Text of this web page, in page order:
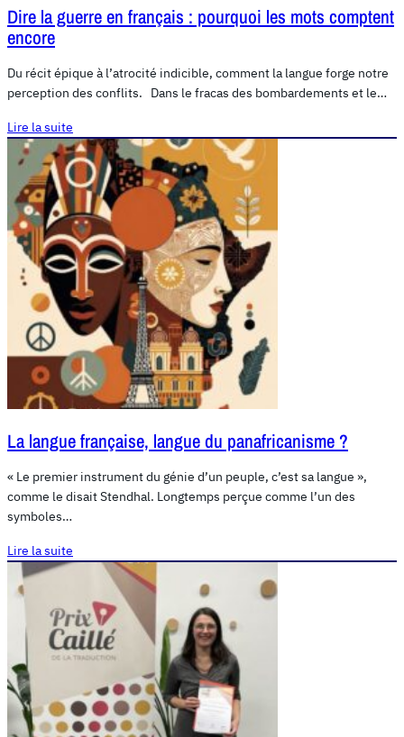
Dire la guerre en français : pourquoi les mots comptent
encore
Du récit épique à l’atrocité indicible, comment la langue forge notre
perception des conflits. Dans le fracas des bombardements et le…
Lire la suite
La langue française, langue du panafricanisme ?
« Le premier instrument du génie d’un peuple, c’est sa langue »,
comme le disait Stendhal. Longtemps perçue comme l’un des
symboles…
Lire la suite